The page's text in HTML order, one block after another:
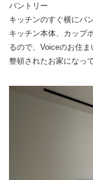
パントリー
キッチンのすぐ横にパ
キッチン本体、カップ
るので、Voiceのお住
整頓されたお家になっ